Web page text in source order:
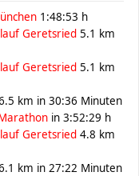
1:48:53 h
Geretsried 5.1 km
Geretsried 5.1 km
km in 30:36 Minuten
in 3:52:29 h
Geretsried 4.8 km
km in 27:22 Minuten